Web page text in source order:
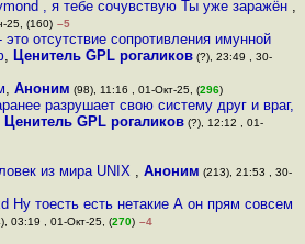
, я тебе сочувствую Ты уже заражён ,
25, (160) –5
отсутствие сопротивления имунной
, Ценитель GPL рогаликов(?), 23:49 , 30-
, Аноним (98), 11:16 , 01-Окт-25, (296)
разрушает свою систему друг и враг,
Ценитель GPL рогаликов(?), 12:12 , 01-
из мира UNIX ,Аноним (213), 21:53 , 30-
Ну тоесть есть нетакие А он прям совсем
03:19 , 01-Окт-25, (270) –4